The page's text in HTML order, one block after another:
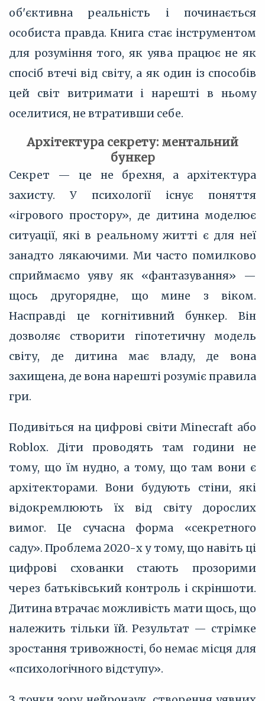
об'єктивна реальність і починається
особиста правда. Книга стає інструментом
для розуміння того, як уява працює не як
спосіб втечі від світу, а як один із способів
цей світ витримати і нарешті в ньому
оселитися, не втративши себе.
Архітектура секрету: ментальний
бункер
Секрет — це не брехня, а архітектура
захисту. У психології існує поняття
«ігрового простору», де дитина моделює
ситуації, які в реальному житті є для неї
занадто лякаючими. Ми часто помилково
сприймаємо уяву як «фантазування» —
щось другорядне, що мине з віком.
Насправді це когнітивний бункер. Він
дозволяє створити гіпотетичну модель
світу, де дитина має владу, де вона
захищена, де вона нарешті розуміє правила
гри.
Подивіться на цифрові світи Minecraft або
Roblox. Діти проводять там години не
тому, що їм нудно, а тому, що там вони є
архітекторами. Вони будують стіни, які
відокремлюють їх від світу дорослих
вимог. Це сучасна форма «секретного
саду». Проблема 2020-х у тому, що навіть ці
цифрові схованки стають прозорими
через батьківський контроль і скріншоти.
Дитина втрачає можливість мати щось, що
належить тільки їй. Результат — стрімке
зростання тривожності, бо немає місця для
«психологічного відступу».